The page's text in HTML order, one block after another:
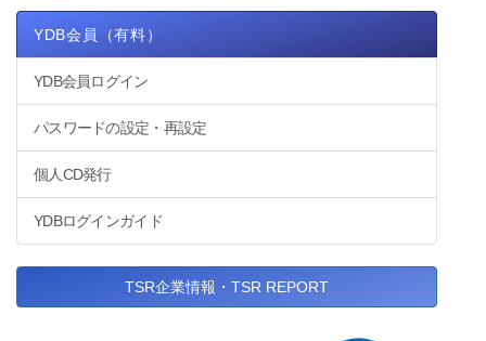
YDB会員（有料）
YDB会員ログイン
パスワードの設定・再設定
個人CD発行
YDBログインガイド
TSR企業情報・TSR REPORT